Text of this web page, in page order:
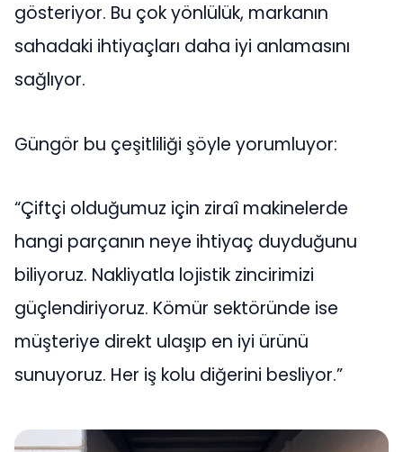
gösteriyor. Bu çok yönlülük, markanın
sahadaki ihtiyaçları daha iyi anlamasını
sağlıyor.
Güngör bu çeşitliliği şöyle yorumluyor:
“Çiftçi olduğumuz için ziraî makinelerde
hangi parçanın neye ihtiyaç duyduğunu
biliyoruz. Nakliyatla lojistik zincirimizi
güçlendiriyoruz. Kömür sektöründe ise
müşteriye direkt ulaşıp en iyi ürünü
sunuyoruz. Her iş kolu diğerini besliyor.”